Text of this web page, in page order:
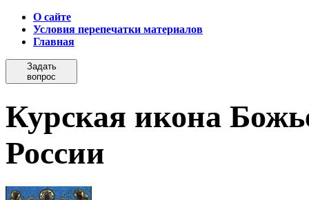
О сайте
Условия перепечатки материалов
Главная
Задать
вопрос
Курская икона
России